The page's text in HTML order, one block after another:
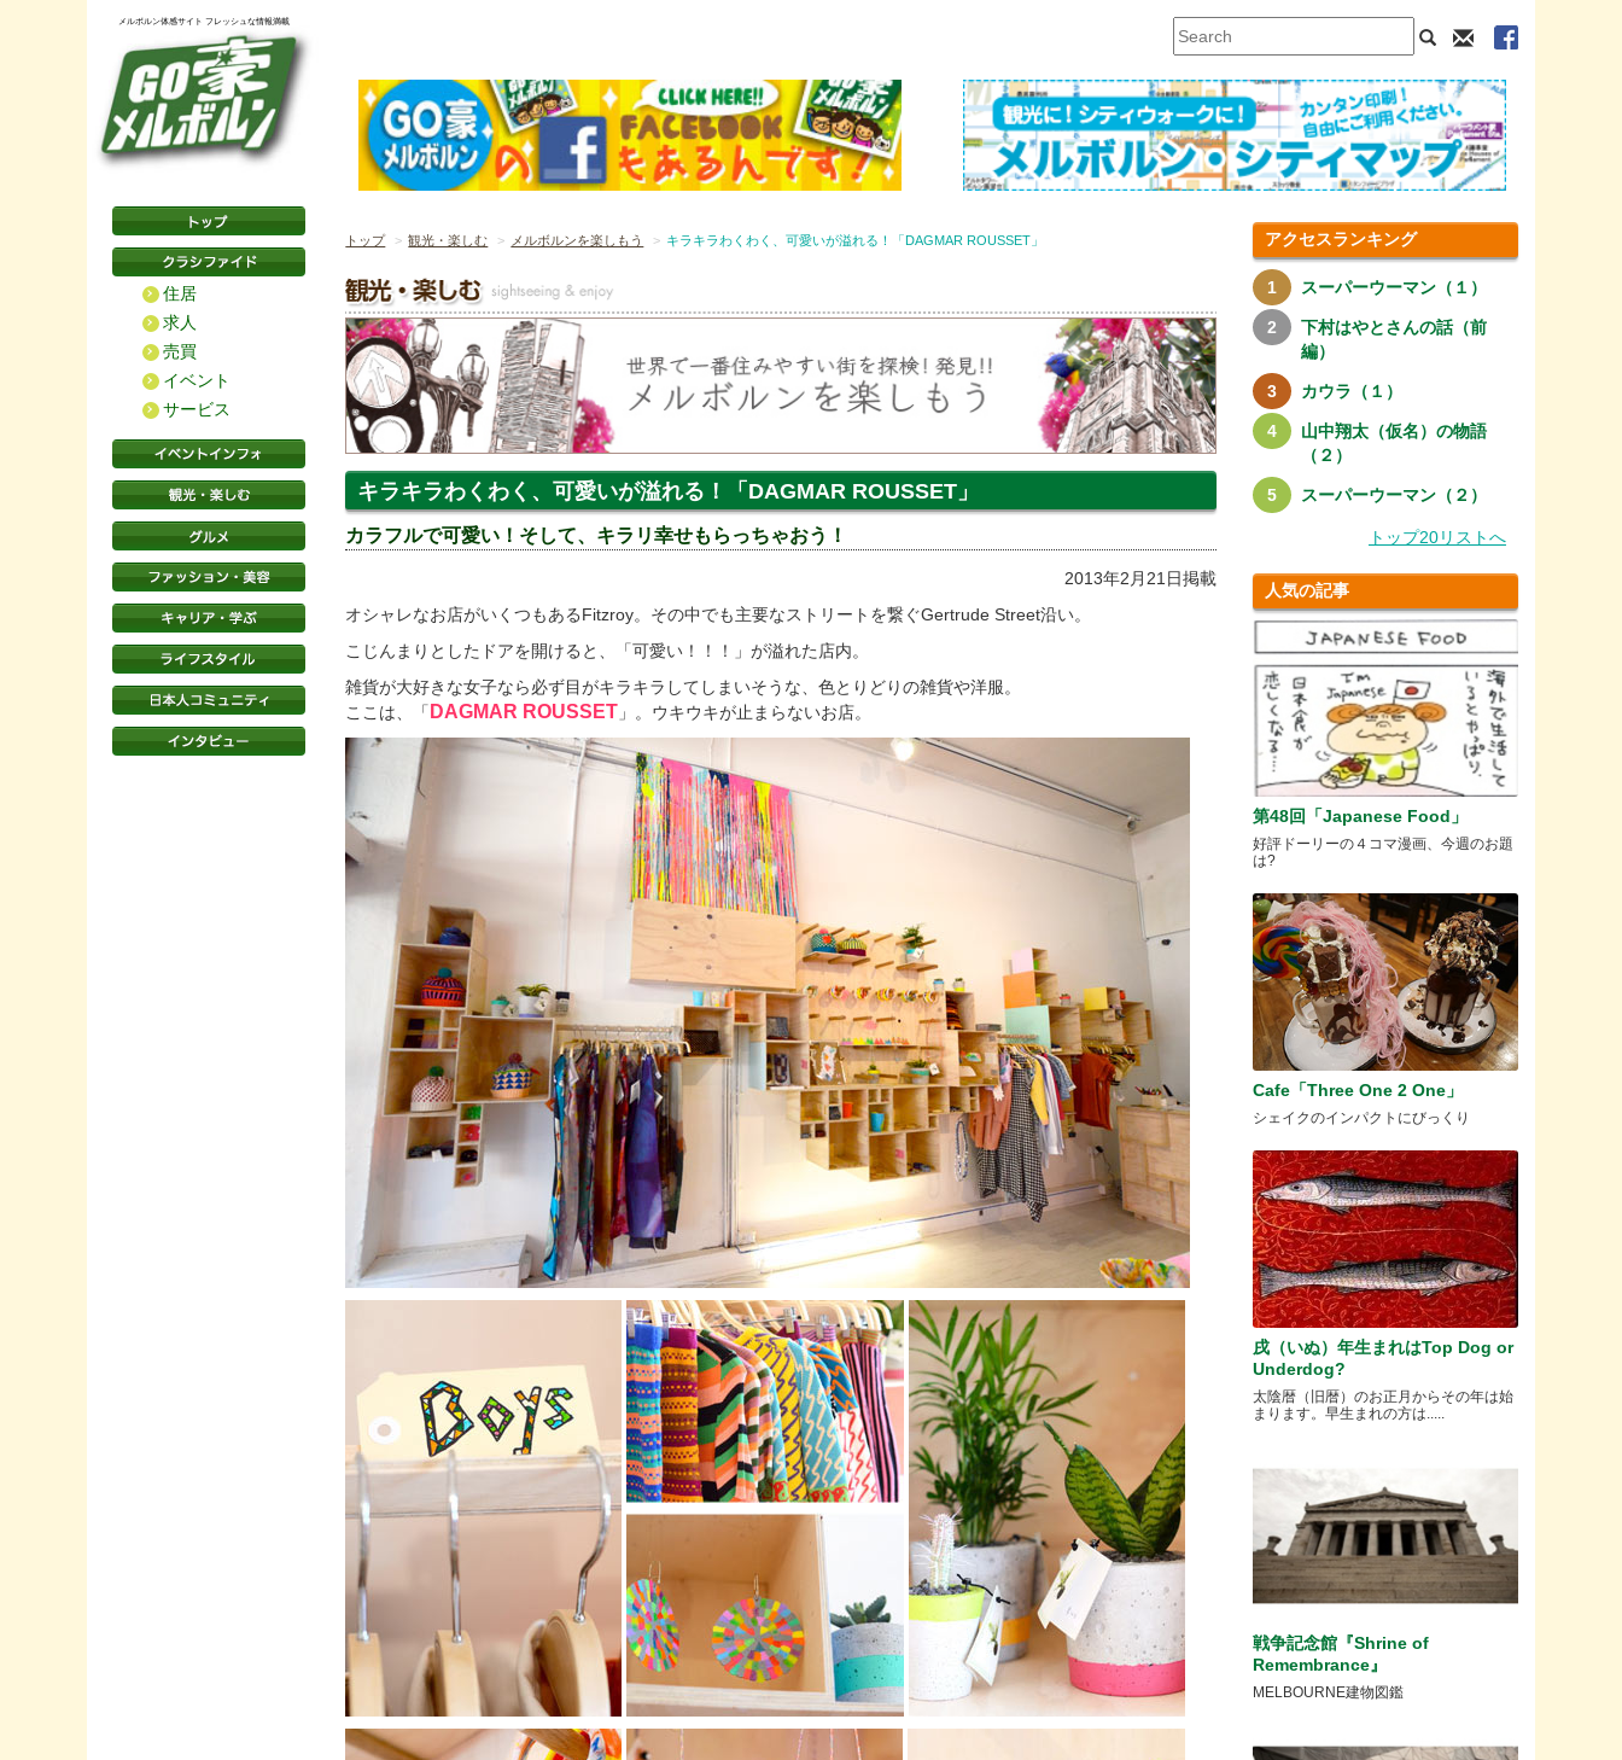
メルボルン体感サイト フレッシュな情報満載
住居
求人
売買
イベント
サービス
トップ 観光・楽しむ メルボルンを楽しもう キラキラわくわく、可愛いが溢れる！「DAGMAR ROUSSET」
キラキラわくわく、可愛いが溢れる！「DAGMAR ROUSSET」
カラフルで可愛い！そして、キラリ幸せもらっちゃおう！
2013年2月21日掲載
オシャレなお店がいくつもあるFitzroy。その中でも主要なストリートを繋ぐGertrude Street沿い。
こじんまりとしたドアを開けると、「可愛い！！！」が溢れた店内。
雑貨が大好きな女子なら必ず目がキラキラしてしまいそうな、色とりどりの雑貨や洋服。
ここは、「 DAGMAR ROUSSET 」。ウキウキが止まらないお店。
アクセスランキング
スーパーウーマン（１）
下村はやとさんの話（前
編）
カウラ（１）
山中翔太（仮名）の物語
（２）
スーパーウーマン（２）
トップ20リストへ
人気の記事
第48回「Japanese Food」
好評ドーリーの４コマ漫画、今週のお題
は?
Cafe「Three One 2 One」
シェイクのインパクトにびっくり
戌（いぬ）年生まれはTop Dog or
Underdog?
太陰暦（旧暦）のお正月からその年は始
まります。早生まれの方は.....
戦争記念館『Shrine of
Remembrance』
MELBOURNE建物図鑑